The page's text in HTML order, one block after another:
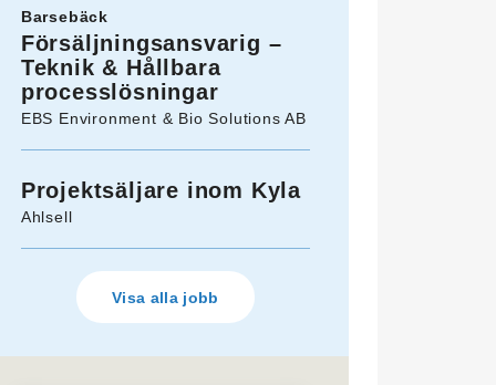
Barsebäck
Försäljningsansvarig –
Teknik & Hållbara
processlösningar
EBS Environment & Bio Solutions AB
Projektsäljare inom Kyla
Ahlsell
Visa alla jobb